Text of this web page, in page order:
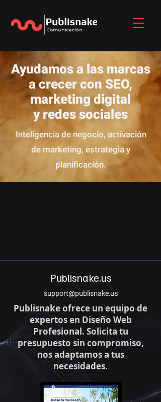
Ayudamos a las marcas
a crecer con SEO,
marketing digital
y redes sociales
Inteligencia de negocio, activación
de marketing, estrategia y
planificación.
Publisnake.us
support@publisnake.us
Publisnake ofrece un equipo de
expertos en Diseño Web
Profesional. Solicita tu
presupuesto sin compromiso,
nos adaptamos a tus
necesidades.